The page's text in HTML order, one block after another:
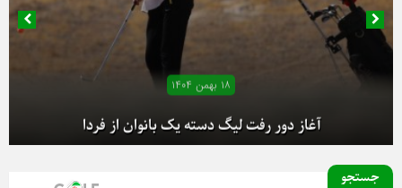
۱۸ بهمن ۱۴۰۴
آغاز دور رفت لیگ دسته یک بانوان از فردا
جستجو